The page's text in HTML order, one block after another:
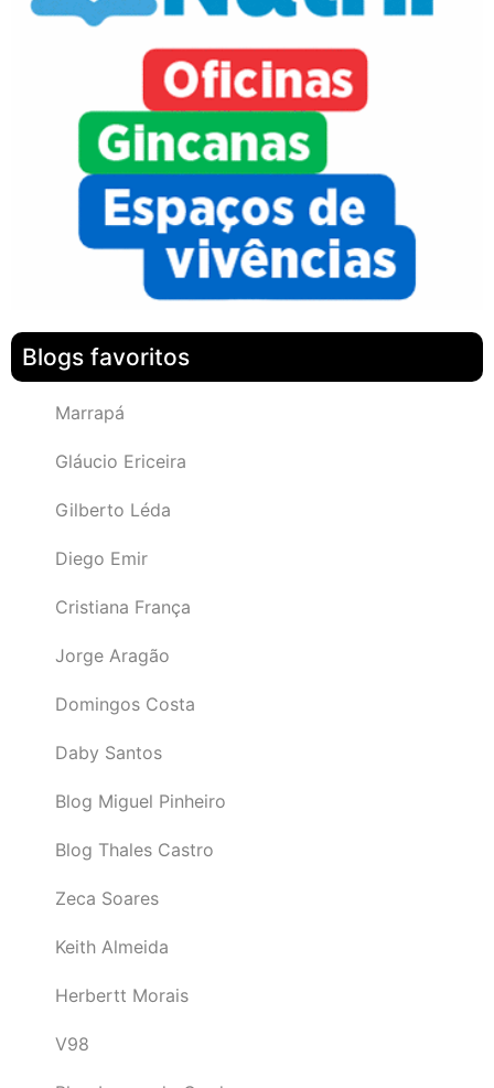
Blogs favoritos
Marrapá
Gláucio Ericeira
Gilberto Léda
Diego Emir
Cristiana França
Jorge Aragão
Domingos Costa
Daby Santos
Blog Miguel Pinheiro
Blog Thales Castro
Zeca Soares
Keith Almeida
Herbertt Morais
V98